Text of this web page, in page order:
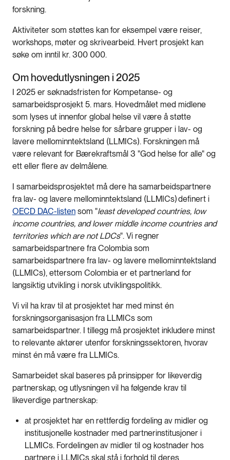
forskning.
Aktiviteter som støttes kan for eksempel være reiser,
workshops, møter og skrivearbeid. Hvert prosjekt kan
søke om inntil kr. 300 000.
Om hovedutlysningen i 2025
I 2025 er søknadsfristen for Kompetanse- og
samarbeidsprosjekt 5. mars. Hovedmålet med midlene
som lyses ut innenfor global helse vil være å støtte
forskning på bedre helse for sårbare grupper i lav- og
lavere mellominntektsland (LLMICs). Forskningen må
være relevant for Bærekraftsmål 3 "God helse for alle" og
ett eller flere av delmålene.
I samarbeidsprosjektet må dere ha samarbeidspartnere
fra lav- og lavere mellominntektsland (LLMICs) definert i
OECD DAC-listen som "least developed countries, low
income countries, and lower middle income countries and
territories which are not LDCs". Vi regner
samarbeidspartnere fra Colombia som
samarbeidspartnere fra lav- og lavere mellominntektsland
(LLMICs), ettersom Colombia er et partnerland for
langsiktig utvikling i norsk utviklingspolitikk.
Vi vil ha krav til at prosjektet har med minst én
forskningsorganisasjon fra LLMICs som
samarbeidspartner. I tillegg må prosjektet inkludere minst
to relevante aktører utenfor forskningssektoren, hvorav
minst én må være fra LLMICs.
Samarbeidet skal baseres på prinsipper for likeverdig
partnerskap, og utlysningen vil ha følgende krav til
likeverdige partnerskap:
at prosjektet har en rettferdig fordeling av midler og
institusjonelle kostnader med partnerinstitusjoner i
LLMICs. Fordelingen av midler til og kostnader hos
partnere i LLMICs skal stå i forhold til deres